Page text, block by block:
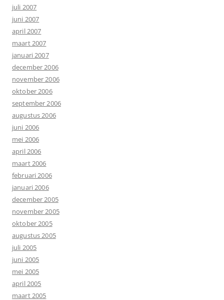
juli 2007
juni 2007
april 2007
maart 2007
januari 2007
december 2006
november 2006
oktober 2006
september 2006
augustus 2006
juni 2006
mei 2006
april 2006
maart 2006
februari 2006
januari 2006
december 2005
november 2005
oktober 2005
augustus 2005
juli 2005
juni 2005
mei 2005
april 2005
maart 2005